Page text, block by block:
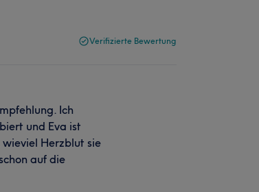
Verifizierte Bewertung
Ich
und Eva ist
Herzblut sie
auf die